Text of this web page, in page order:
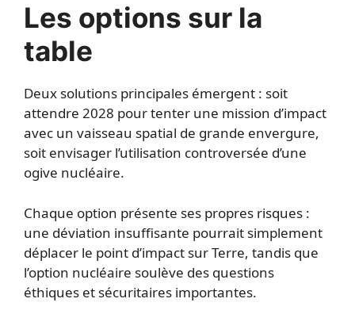
Les options sur la
table
Deux solutions principales émergent : soit
attendre 2028 pour tenter une mission d’impact
avec un vaisseau spatial de grande envergure,
soit envisager l’utilisation controversée d’une
ogive nucléaire.
Chaque option présente ses propres risques :
une déviation insuffisante pourrait simplement
déplacer le point d’impact sur Terre, tandis que
l’option nucléaire soulève des questions
éthiques et sécuritaires importantes.